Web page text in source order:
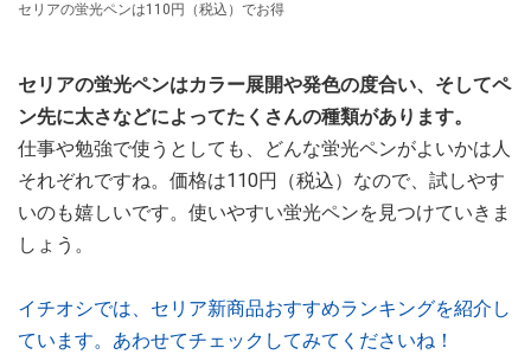
セリアの蛍光ペンは110円（税込）でお得
セリアの蛍光ペンはカラー展開や発色の度合い、そしてペ
ン先に太さなどによってたくさんの種類があります。
仕事や勉強で使うとしても、どんな蛍光ペンがよいかは人
それぞれですね。価格は110円（税込）なので、試しやす
いのも嬉しいです。使いやすい蛍光ペンを見つけていきま
しょう。
イチオシでは、セリア新商品おすすめランキングを紹介し
ています。あわせてチェックしてみてくださいね！